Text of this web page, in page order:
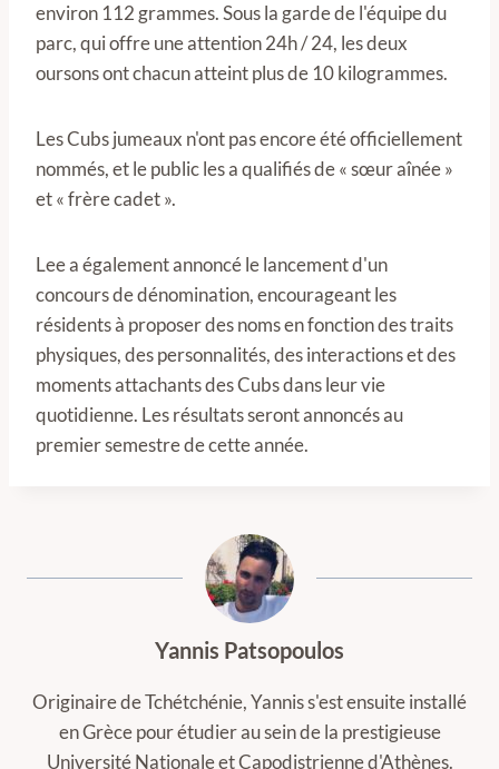
environ 112 grammes. Sous la garde de l'équipe du
parc, qui offre une attention 24h / 24, les deux
oursons ont chacun atteint plus de 10 kilogrammes.
Les Cubs jumeaux n'ont pas encore été officiellement
nommés, et le public les a qualifiés de « sœur aînée »
et « frère cadet ».
Lee a également annoncé le lancement d'un
concours de dénomination, encourageant les
résidents à proposer des noms en fonction des traits
physiques, des personnalités, des interactions et des
moments attachants des Cubs dans leur vie
quotidienne. Les résultats seront annoncés au
premier semestre de cette année.
Yannis Patsopoulos
Originaire de Tchétchénie, Yannis s'est ensuite installé
en Grèce pour étudier au sein de la prestigieuse
Université Nationale et Capodistrienne d'Athènes.